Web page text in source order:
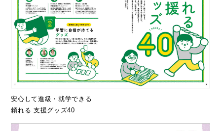
安心して進級・就学できる
頼れる 支援グッズ40